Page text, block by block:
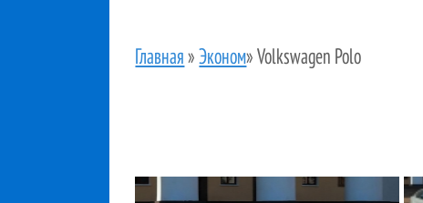
Главная » Эконом» Volkswagen Polo